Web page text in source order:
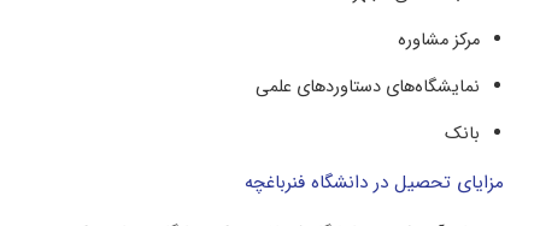
مرکز مشاوره
نمایشگاه‌های دستاوردهای علمی
بانک
مزایای تحصیل در دانشگاه فنرباغچه